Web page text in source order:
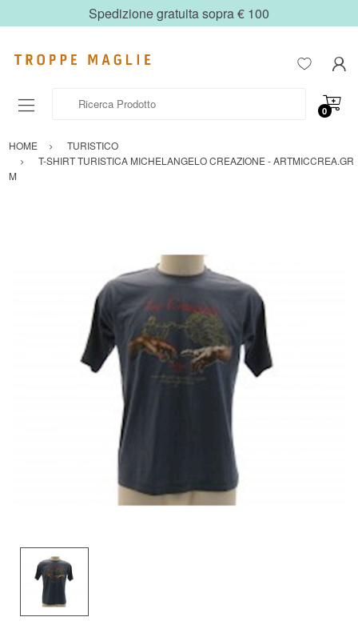
Spedizione gratuita sopra € 100
0
HOME
TURISTICO
T-SHIRT TURISTICA MICHELANGELO CREAZIONE - ARTMICCREA.GR
M